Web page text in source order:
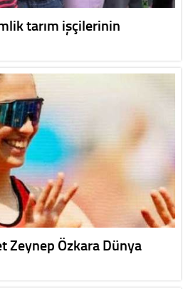
tarım işçilerinin
Zeynep Özkara Dünya